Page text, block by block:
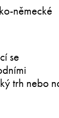
německé
se
trh nebo